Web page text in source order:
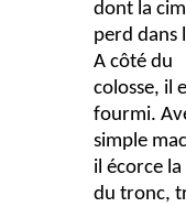
dont la
perd dans
A côté du
colosse, il
fourmi.
simple
il écorce la
du tronc,